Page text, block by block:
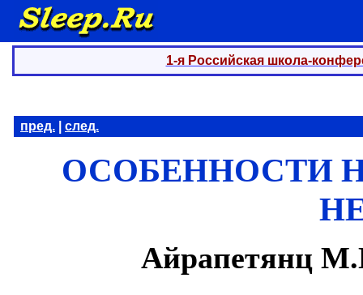
1-я Российская школа-
пред. след.
ОСОБЕННОСТИ
Айрапетянц